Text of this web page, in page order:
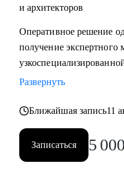
и архитекторов
Оперативное решение
получение экспертного
Развернуть
Ближайшая запись11
Записаться 5 000